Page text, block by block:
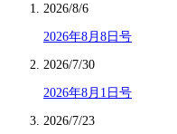
2026/8/6
2026年8月8日号
2026/7/30
2026年8月1日号
2026/7/23